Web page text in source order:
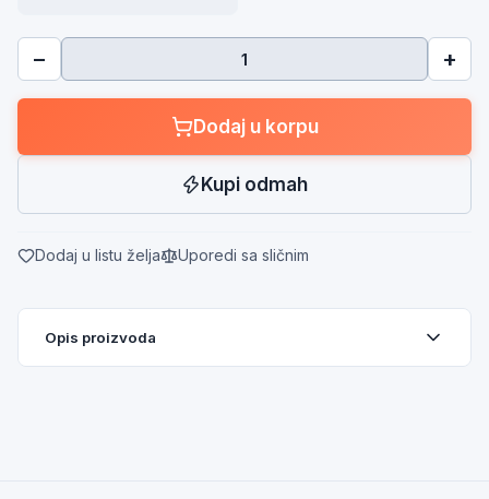
− +
Dodaj u korpu
Kupi odmah
Dodaj u listu želja Uporedi sa sličnim
Opis proizvoda